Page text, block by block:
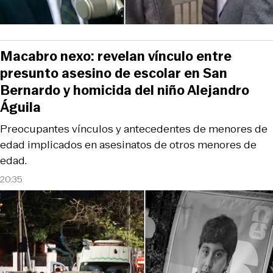
20:35
Preocupantes vínculos y antecedentes de menores de
edad implicados en asesinatos de otros menores de
edad.
Macabro nexo: revelan vínculo entre
presunto asesino de escolar en San
Bernardo y homicida del niño Alejandro
Águila